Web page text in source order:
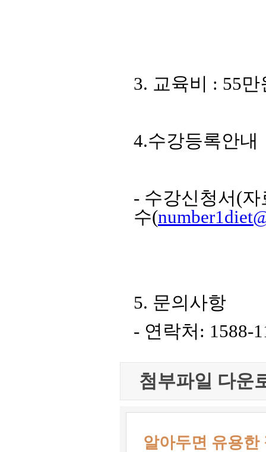
3. 교육비 : 55
4.수강등록안내
- 수강신청서(
수(
5. 문의사항
- 연락처: 1588-
첨부파일 다운
알아두면 유용한